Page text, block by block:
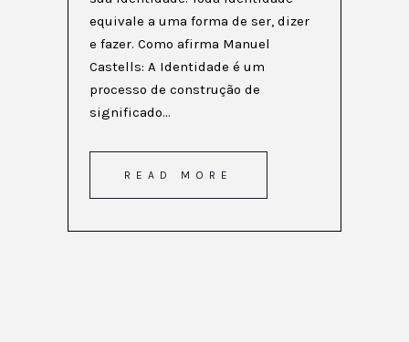
equivale a uma forma de ser, dizer
e fazer. Como afirma Manuel
Castells: A Identidade é um
processo de construção de
significado...
READ MORE